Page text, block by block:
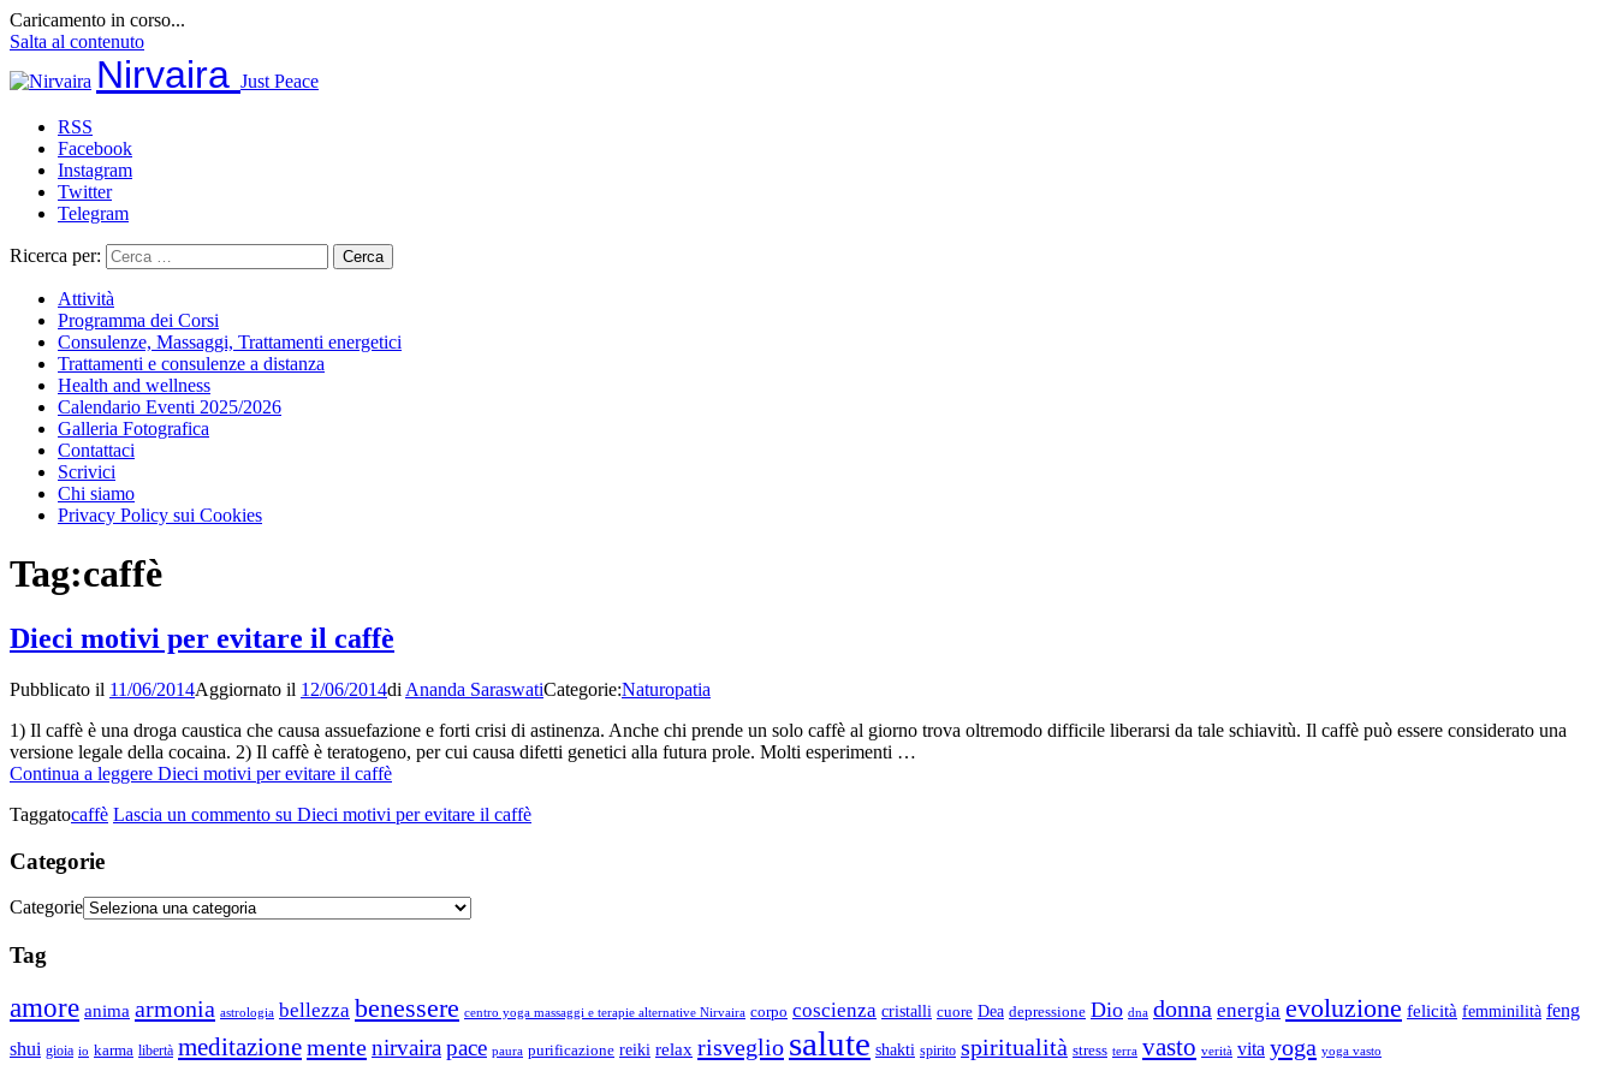
Caricamento in corso...
Salta al contenuto
Nirvaira Just Peace
RSS
Facebook
Instagram
Twitter
Telegram
Ricerca per:
Attività
Programma dei Corsi
Consulenze, Massaggi, Trattamenti energetici
Trattamenti e consulenze a distanza
Health and wellness
Calendario Eventi 2025/2026
Galleria Fotografica
Contattaci
Scrivici
Chi siamo
Privacy Policy sui Cookies
Tag:caffè
Dieci motivi per evitare il caffè
Pubblicato il 11/06/2014Aggiornato il 12/06/2014di Ananda SaraswatiCategorie:Naturopatia
1) Il caffè è una droga caustica che causa assuefazione e forti crisi di astinenza. Anche chi prende un solo caffè al giorno trova oltremodo difficile liberarsi da tale schiavitù. Il caffè può essere considerato una
versione legale della cocaina. 2) Il caffè è teratogeno, per cui causa difetti genetici alla futura prole. Molti esperimenti …
Continua a leggere Dieci motivi per evitare il caffè
Taggatocaffè Lascia un commento su Dieci motivi per evitare il caffè
Categorie
Categorie
Tag
amore anima armonia astrologia bellezza benessere centro yoga massaggi e terapie alternative Nirvaira corpo coscienza cristalli cuore Dea depressione Dio dna donna energia evoluzione felicità femminilità feng
shui gioia io karma libertà meditazionementenirvairapace paura purificazione reiki relax risveglio salute shakti spirito spiritualità stress terra vasto verità vita yoga yoga vasto